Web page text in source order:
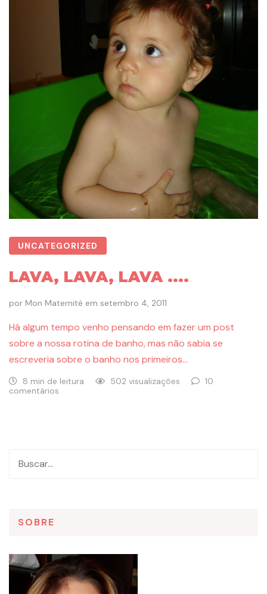
UNCATEGORIZED
LAVA, LAVA, LAVA ....
por Mon Maternité em setembro 4, 2011
Há algum tempo venho pensando em fazer um post
sobre a nossa rotina de banho, mas não sabia se
escreveria sobre o banho nos primeiros…
8 min de leitura 502 visualizações
10
comentários
SOBRE